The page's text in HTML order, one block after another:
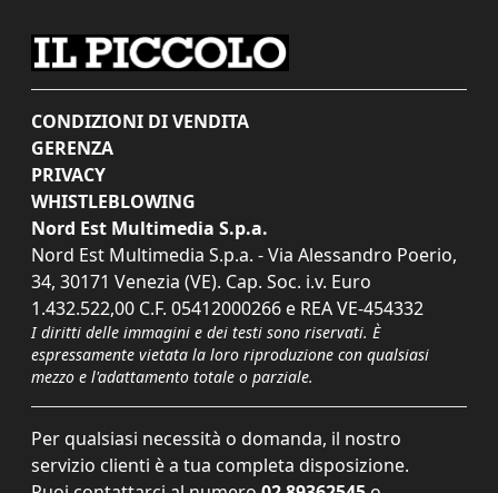
CONDIZIONI DI VENDITA
GERENZA
PRIVACY
WHISTLEBLOWING
Nord Est Multimedia S.p.a.
Nord Est Multimedia S.p.a. - Via Alessandro Poerio,
34, 30171 Venezia (VE). Cap. Soc. i.v. Euro
1.432.522,00 C.F. 05412000266 e REA VE-454332
I diritti delle immagini e dei testi sono riservati. È
espressamente vietata la loro riproduzione con qualsiasi
mezzo e l'adattamento totale o parziale.
Per qualsiasi necessità o domanda, il nostro
servizio clienti è a tua completa disposizione.